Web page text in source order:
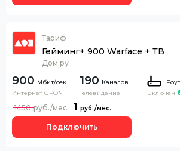
Тариф
Гейминг+ 900 Warface + ТВ
Дом.ру
900
Интернет GPON
190 Каналов
Телевидение
Включен
1
1450
Подключить